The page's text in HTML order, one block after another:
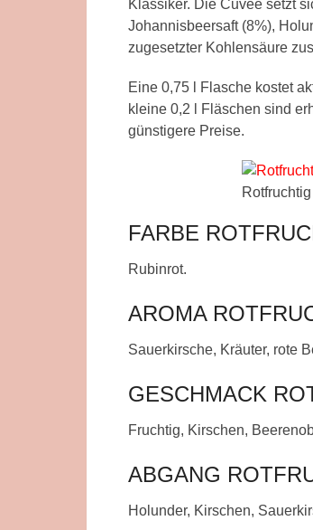
Klassiker. Die Cuvee setzt
Johannisbeersaft (8%),
zugesetzter Kohlensäure
Eine 0,75 l Flasche kostet
kleine 0,2 l Fläschen sind
günstigere Preise.
FARBE
Rubinrot.
AROMA
Sauerkirsche, Kräuter, rote
GESCHMACK
Fruchtig, Kirschen,
ABGANG
Holunder, Kirschen,